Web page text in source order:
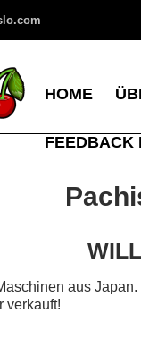
HOME
FEEDBACK
aus
verkauft!